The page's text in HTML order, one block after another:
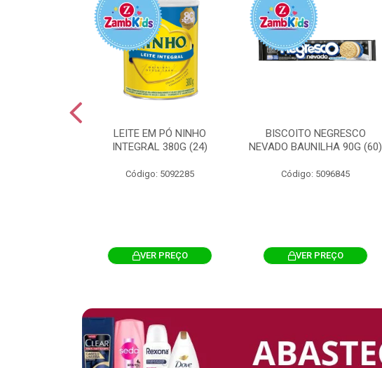
LEITE EM PÓ NINHO
INTEGRAL 380G (24)
Código: 5092285
VER PREÇO
BISCOITO NEGRESCO
NEVADO BAUNILHA 90G (60)
Código: 5096845
VER PREÇO